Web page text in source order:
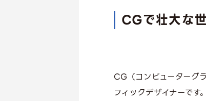
CGで壮大な
CG（コンピューターグ
フィックデザイナーで